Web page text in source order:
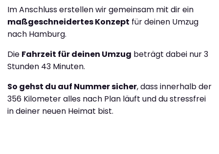
Im Anschluss erstellen wir gemeinsam mit dir ein
maßgeschneidertes Konzept für deinen Umzug
nach Hamburg.
Die Fahrzeit für deinen Umzug beträgt dabei nur 3
Stunden 43 Minuten.
So gehst du auf Nummer sicher, dass innerhalb der
356 Kilometer alles nach Plan läuft und du stressfrei
in deiner neuen Heimat bist.